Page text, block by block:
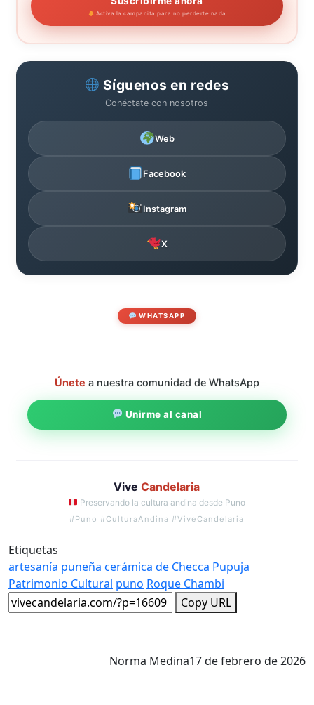
Activa la campanita para no perderte nada
Síguenos en redes
Conéctate con nosotros
Web
Facebook
Instagram
X
WHATSAPP
Únete a nuestra comunidad de WhatsApp
Unirme al canal
ViveCandelaria
Preservando la cultura andina desde Puno
#Puno #CulturaAndina #ViveCandelaria
Etiquetas
artesanía puneña cerámica de Checca Pupuja
Patrimonio Cultural puno Roque Chambi
Copy URL
Norma Medina17 de febrero de 2026